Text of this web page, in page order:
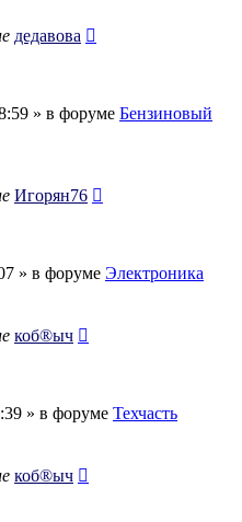
дедавова
» в форуме Бензиновый
Игорян76
» в форуме Электроника
коб®ыч
» в форуме Техчасть
коб®ыч